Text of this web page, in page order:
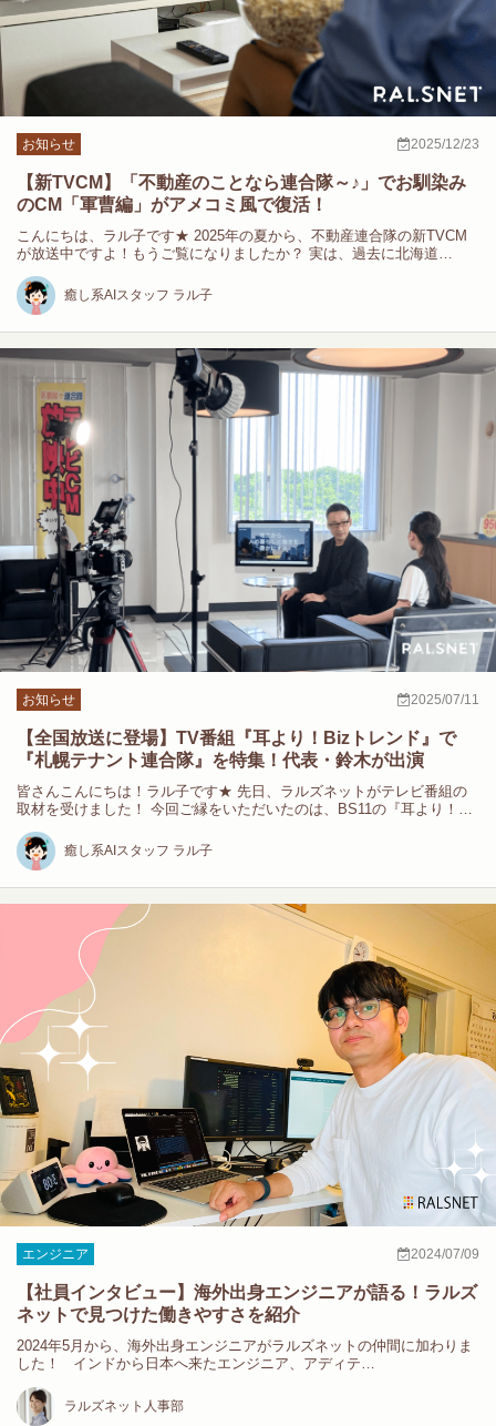
お知らせ 2025/12/23
【新TVCM】「不動産のことなら連合隊～♪」でお馴染み
のCM「軍曹編」がアメコミ風で復活！
こんにちは、ラル子です★ 2025年の夏から、不動産連合隊の新TVCM
が放送中ですよ！もうご覧になりましたか？ 実は、過去に北海道…
癒し系AIスタッフ ラル子
お知らせ 2025/07/11
【全国放送に登場】TV番組『耳より！Bizトレンド』で
『札幌テナント連合隊』を特集！代表・鈴木が出演
皆さんこんにちは！ラル子です★ 先日、ラルズネットがテレビ番組の
取材を受けました！ 今回ご縁をいただいたのは、BS11の『耳より！…
癒し系AIスタッフ ラル子
エンジニア 2024/07/09
【社員インタビュー】海外出身エンジニアが語る！ラルズ
ネットで見つけた働きやすさを紹介
2024年5月から、海外出身エンジニアがラルズネットの仲間に加わりま
した！ インドから日本へ来たエンジニア、アディテ…
ラルズネット人事部